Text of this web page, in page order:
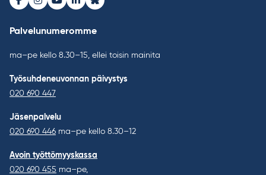
Facebook
Instagram
Youtube
LinkedInBluesky
Palvelunumeromme
ma–pe kello 8.30–15, ellei toisin mainita
Työsuhdeneuvonnan päivystys
020 690 447
Jäsenpalvelu
020 690 446 ma–pe kello 8.30–12
Avoin työttömyyskassa
020 690 455 ma–pe,